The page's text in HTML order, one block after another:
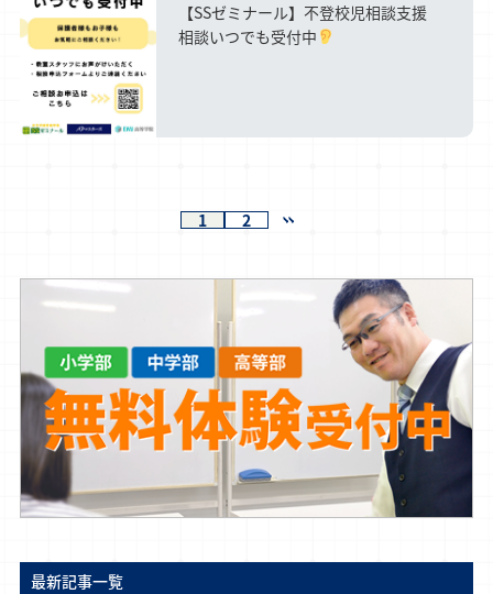
【SSゼミナール】不登校児相談支援
相談いつでも受付中
1 2
最新記事一覧